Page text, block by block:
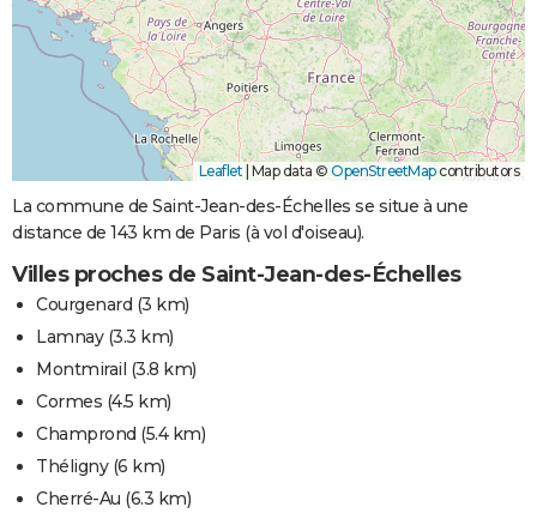
Leaflet Map data © OpenStreetMapcontributors
La commune de Saint-Jean-des-Échelles se situe à une
distance de 143 km de Paris (à vol d'oiseau).
Villes proches de Saint-Jean-des-Échelles
Courgenard (3 km)
Lamnay(3.3 km)
Montmirail (3.8 km)
Cormes (4.5 km)
Champrond (5.4 km)
Théligny(6 km)
Cherré-Au (6.3 km)